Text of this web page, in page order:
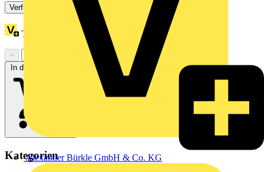
Alexander Bürkle GmbH & Co. KG
Verfügbar: 2 Händler
Treuepunkte:
−
In den Warenkorb
Kategorien